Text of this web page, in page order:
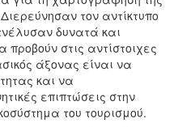
τον αντίκτυπο
δυνατά και
στις αντίστοιχες
άξονας είναι να
και να
επιπτώσεις στην
του τουρισμού.